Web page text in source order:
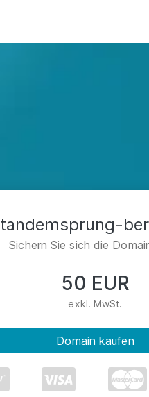
tandemsprung-
Sichern Sie sich die
50 EUR
exkl. MwSt.
Domain kaufen